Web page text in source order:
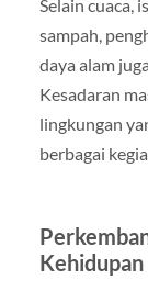
Selain cuaca,
sampah,
daya alam
Kesadaran
lingkungan
berbagai